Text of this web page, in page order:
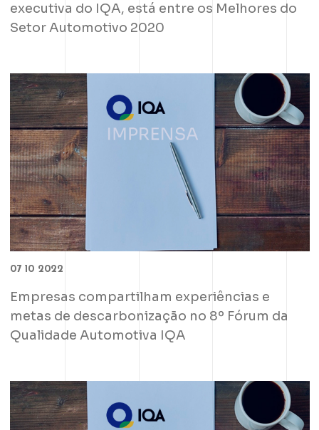
executiva do IQA, está entre os Melhores do
Setor Automotivo 2020
07 10 2022
Empresas compartilham experiências e
metas de descarbonização no 8º Fórum da
Qualidade Automotiva IQA